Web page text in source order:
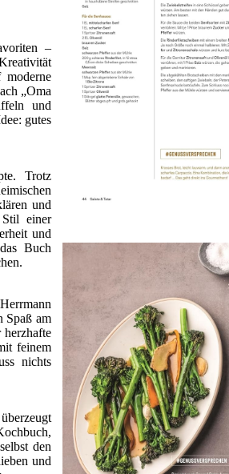
–
„Oma
und
gutes
Trotz
und
Stil einer
und
Buch
Spaß am
herzhafte
feinem
nichts
den
und